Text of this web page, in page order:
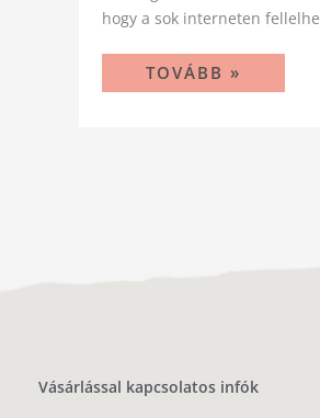
hogy a sok interneten
TOVÁBB »
Vásárlással kapcsolatos infók